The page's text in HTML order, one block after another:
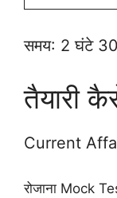
समय: 2 घंटे 30
तैयारी
Current
रोजाना Mock